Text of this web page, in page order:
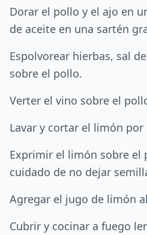
Dorar el pollo y el ajo en
de aceite en una sartén
Espolvorear hierbas, sal
sobre el pollo.
Verter el vino sobre el
Lavar y cortar el limón
Exprimir el limón sobre el
cuidado de no dejar
Agregar el jugo de limón
Cubrir y cocinar a fuego